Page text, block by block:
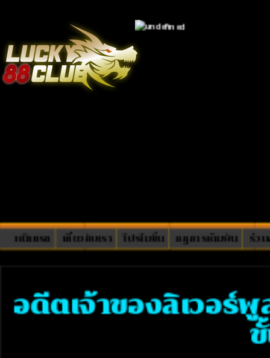
หน้าแรก เกี่ยวกับเรา โปรโมชั่น กฏการเดิมพัน ร่ว
อดีตเจ้าของลิเวอร์